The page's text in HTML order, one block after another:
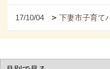
17/10/04 下妻市子育て